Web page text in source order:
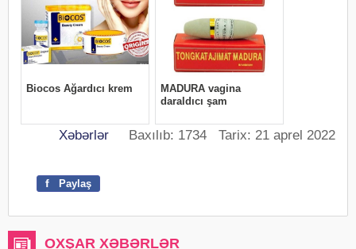
Xəbərlər Baxılıb: 1734 Tarix: 21 aprel 2022
f Paylaş
OXŞAR XƏBƏRLƏR